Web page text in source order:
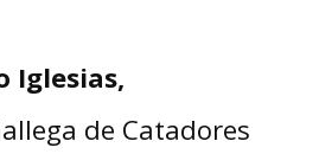
Iglesias,
de Catadores